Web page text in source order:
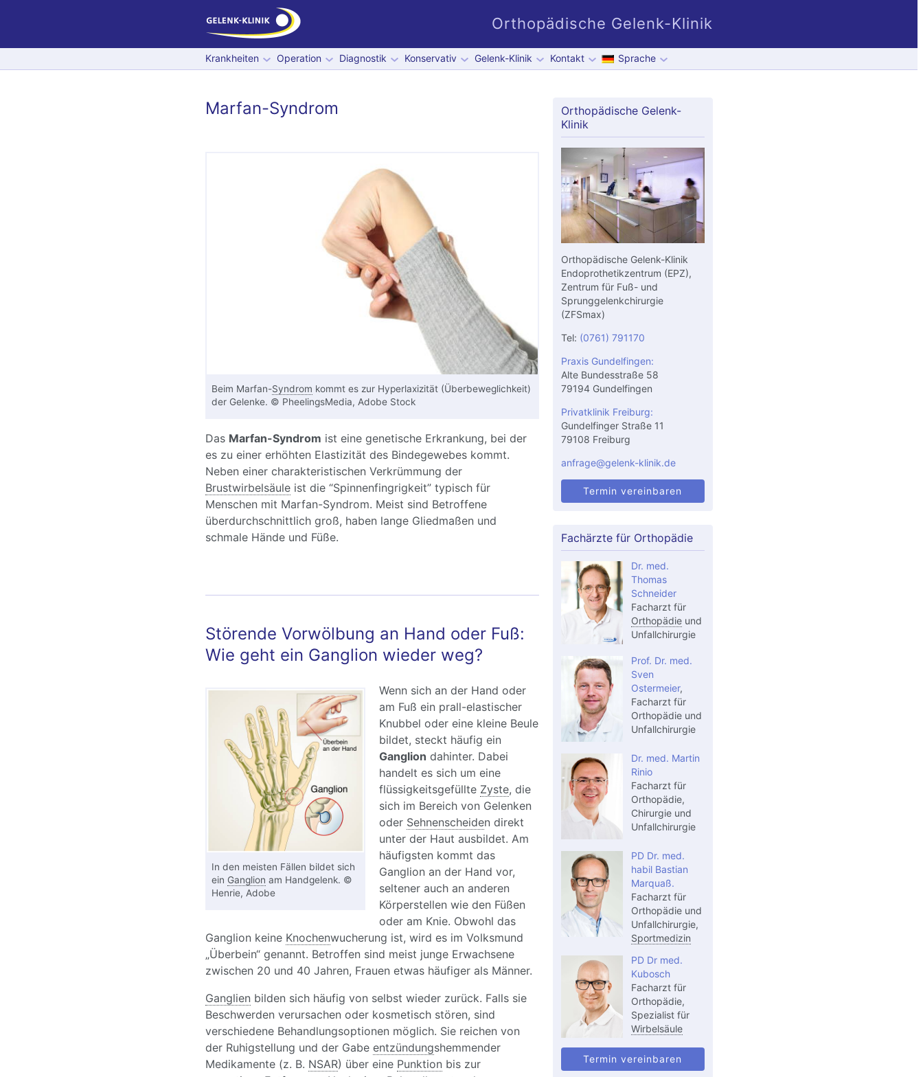
Orthopädische Gelenk-Klinik
Krankheiten Operation Diagnostik Konservativ Gelenk-Klinik Kontakt Sprache
Marfan-Syndrom
Beim Marfan-Syndrom kommt es zur Hyperlaxizität (Überbeweglichkeit)
der Gelenke. © PheelingsMedia, Adobe Stock
Das Marfan-Syndrom ist eine genetische Erkrankung, bei der
es zu einer erhöhten Elastizität des Bindegewebes kommt.
Neben einer charakteristischen Verkrümmung der
Brustwirbelsäuleist die “Spinnenfingrigkeit” typisch für
Menschen mit Marfan-Syndrom. Meist sind Betroffene
überdurchschnittlich groß, haben lange Gliedmaßen und
schmale Hände und Füße.
Störende Vorwölbung an Hand oder Fuß:
Wie geht ein Ganglion wieder weg?
In den meisten Fällen bildet sich
ein Ganglion am Handgelenk. ©
Henrie, Adobe
Wenn sich an der Hand oder
am Fuß ein prall-elastischer
Knubbel oder eine kleine Beule
bildet, steckt häufig ein
Ganglion dahinter. Dabei
handelt es sich um eine
flüssigkeitsgefüllte Zyste, die
sich im Bereich von Gelenken
oder Sehnenscheiden direkt
unter der Haut ausbildet. Am
häufigsten kommt das
Ganglion an der Hand vor,
seltener auch an anderen
Körperstellen wie den Füßen
oder am Knie. Obwohl das
Ganglion keine Knochenwucherung ist, wird es im Volksmund
„Überbein“ genannt. Betroffen sind meist junge Erwachsene
zwischen 20 und 40 Jahren, Frauen etwas häufiger als Männer.
Ganglien bilden sich häufig von selbst wieder zurück. Falls sie
Beschwerden verursachen oder kosmetisch stören, sind
verschiedene Behandlungsoptionen möglich. Sie reichen von
der Ruhigstellung und der Gabe entzündungshemmender
Medikamente (z. B. NSAR) über eine Punktion bis zur
Orthopädische Gelenk-
Klinik
Orthopädische Gelenk-Klinik
Endoprothetikzentrum (EPZ),
Zentrum für Fuß- und
Sprunggelenkchirurgie
(ZFSmax)
Tel: (0761) 791170
Praxis Gundelfingen:
Alte Bundesstraße 58
79194 Gundelfingen
Privatklinik Freiburg:
Gundelfinger Straße 11
79108 Freiburg
anfrage@gelenk-klinik.de
Termin vereinbaren
Fachärzte für Orthopädie
Dr. med.
Thomas
Schneider
Facharzt für
Orthopädieund
Unfallchirurgie
Prof. Dr. med.
Sven
Ostermeier,
Facharzt für
Orthopädie und
Unfallchirurgie
Dr. med. Martin
Rinio
Facharzt für
Orthopädie,
Chirurgie und
Unfallchirurgie
PD Dr. med.
habil Bastian
Marquaß.
Facharzt für
Orthopädie und
Unfallchirurgie,
Sportmedizin
PD Dr med.
Kubosch
Facharzt für
Orthopädie,
Spezialist für
Wirbelsäule
Termin vereinbaren